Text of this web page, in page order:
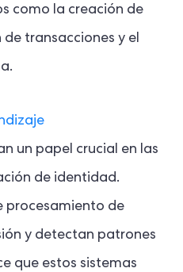
como la creación de
transacciones y el
un papel crucial en las
de identidad.
procesamiento de
y detectan patrones
que estos sistemas